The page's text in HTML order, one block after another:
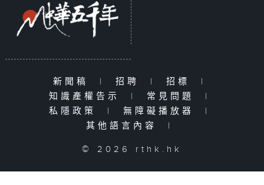
新聞稿 | 招聘 | 招標
|
知識產權告示
| 常見問題
|
私隱政策
| 無障礙播放器
|
其他語言內容
|
© 2026 rthk.hk